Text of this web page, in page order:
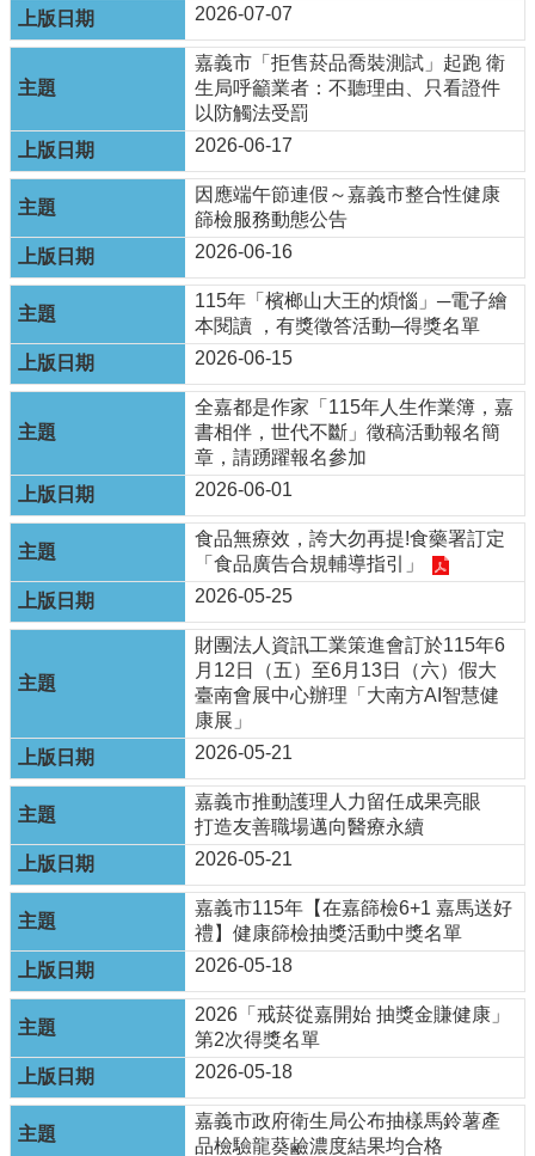
題
專
回
首
頁
網
站
導
覽
局
長
信
箱
粉
絲
專
資
安
全
策
隱
私
權
政
策
料
開
放
宣
告
2026-07-07
嘉義市「拒售菸品喬裝測試」起跑 衛
生局呼籲業者：不聽理由、只看證件
以防觸法受罰
2026-06-17
因應端午節連假～嘉義市整合性健康
篩檢服務動態公告
2026-06-16
115年「檳榔山大王的煩惱」─電子繪
本閱讀 ，有獎徵答活動─得獎名單
2026-06-15
全嘉都是作家「115年人生作業簿，嘉
書相伴，世代不斷」徵稿活動報名簡
章，請踴躍報名參加
2026-06-01
食品無療效，誇大勿再提!食藥署訂定
「食品廣告合規輔導指引」
2026-05-25
財團法人資訊工業策進會訂於115年6
月12日（五）至6月13日（六）假大
臺南會展中心辦理「大南方AI智慧健
康展」
2026-05-21
嘉義市推動護理人力留任成果亮眼
打造友善職場邁向醫療永續
2026-05-21
嘉義市115年【在嘉篩檢6+1 嘉馬送好
禮】健康篩檢抽獎活動中獎名單
2026-05-18
2026「戒菸從嘉開始 抽獎金賺健康」
第2次得獎名單
2026-05-18
嘉義市政府衛生局公布抽樣馬鈴薯產
品檢驗龍葵鹼濃度結果均合格